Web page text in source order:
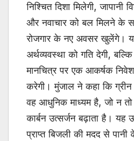
निश्चित दिशा मिलेगी, जापानी
और नवाचार को बल मिलने के
रोजगार के नए अवसर खुलेंगे।
अर्थव्यवस्था को गति देगी,
मानचित्र पर एक आकर्षक
करेगी। मुंजाल ने कहा कि ग्रीन
वह आधुनिक माध्यम है, जो न
कार्बन उत्सर्जन बढ़ाता है।
प्राप्त बिजली की मदद से